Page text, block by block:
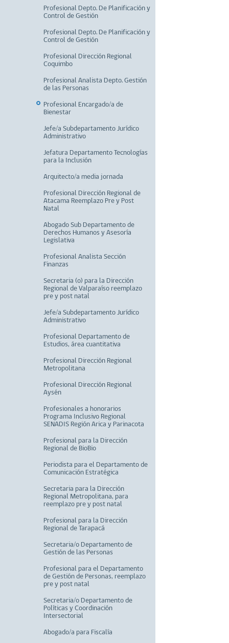
Profesional Depto. De Planificación y
Control de Gestión
Profesional Depto. De Planificación y
Control de Gestión
Profesional Dirección Regional
Coquimbo
Profesional Analista Depto. Gestión
de las Personas
Profesional Encargado/a de
Bienestar
Jefe/a Subdepartamento Jurídico
Administrativo
Jefatura Departamento Tecnologías
para la Inclusión
Arquitecto/a media jornada
Profesional Dirección Regional de
Atacama Reemplazo Pre y Post
Natal
Abogado Sub Departamento de
Derechos Humanos y Asesoría
Legislativa
Profesional Analista Sección
Finanzas
Secretaria (o) para la Dirección
Regional de Valparaíso reemplazo
pre y post natal
Jefe/a Subdepartamento Jurídico
Administrativo
Profesional Departamento de
Estudios, área cuantitativa
Profesional Dirección Regional
Metropolitana
Profesional Dirección Regional
Aysén
Profesionales a honorarios
Programa Inclusivo Regional
SENADIS Región Arica y Parinacota
Profesional para la Dirección
Regional de BioBio
Periodista para el Departamento de
Comunicación Estratégica
Secretaria para la Dirección
Regional Metropolitana, para
reemplazo pre y post natal
Profesional para la Dirección
Regional de Tarapacá
Secretaria/o Departamento de
Gestión de las Personas
Profesional para el Departamento
de Gestión de Personas, reemplazo
pre y post natal
Secretaria/o Departamento de
Políticas y Coordinación
Intersectorial
Abogado/a para Fiscalía